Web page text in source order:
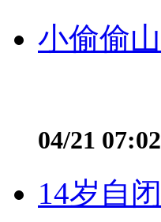
小偷偷
04/21 07:02
14岁自